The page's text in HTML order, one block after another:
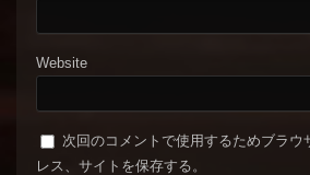
Website
次回のコメントで使用するためブラ
レス、サイトを保存する。